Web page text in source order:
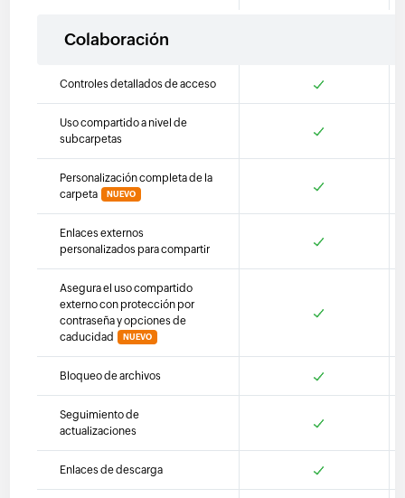
Colaboración
Controles detallados de acceso
Uso compartido a nivel de
subcarpetas
Personalización completa de la
carpeta
NUEVO
Enlaces externos
personalizados para compartir
Asegura el uso compartido
externo con protección por
contraseña y opciones de
caducidad
NUEVO
Bloqueo de archivos
Seguimiento de
actualizaciones
Enlaces de descarga